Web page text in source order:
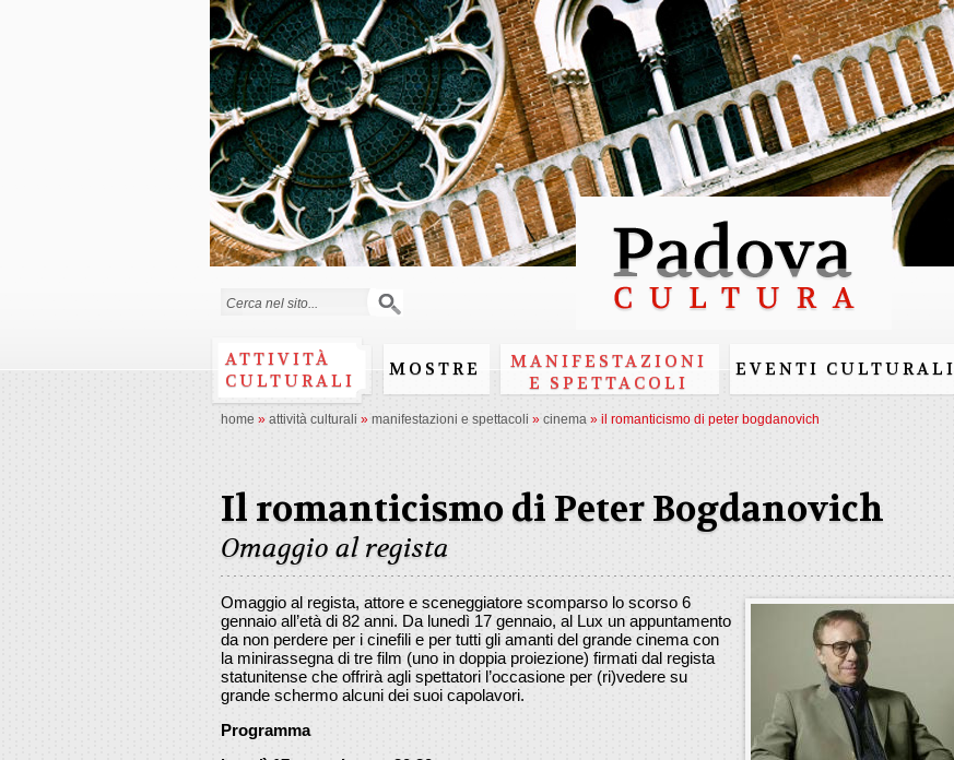
Skip to
main
content
ATTIVITÀ
CULTURALI
MOSTRE
MANIFESTAZIONI
E SPETTACOLI
EVENTI CULTURALI
home » attività culturali » manifestazioni e spettacoli » cinema » il romanticismo di peter bogdanovich
Il romanticismo di Peter Bogdanovich
Omaggio al regista
Omaggio al regista, attore e sceneggiatore scomparso lo scorso 6
gennaio all’età di 82 anni. Da lunedì 17 gennaio, al Lux un appuntamento
da non perdere per i cinefili e per tutti gli amanti del grande cinema con
la minirassegna di tre film (uno in doppia proiezione) firmati dal regista
statunitense che offrirà agli spettatori l’occasione per (ri)vedere su
grande schermo alcuni dei suoi capolavori.
Programma